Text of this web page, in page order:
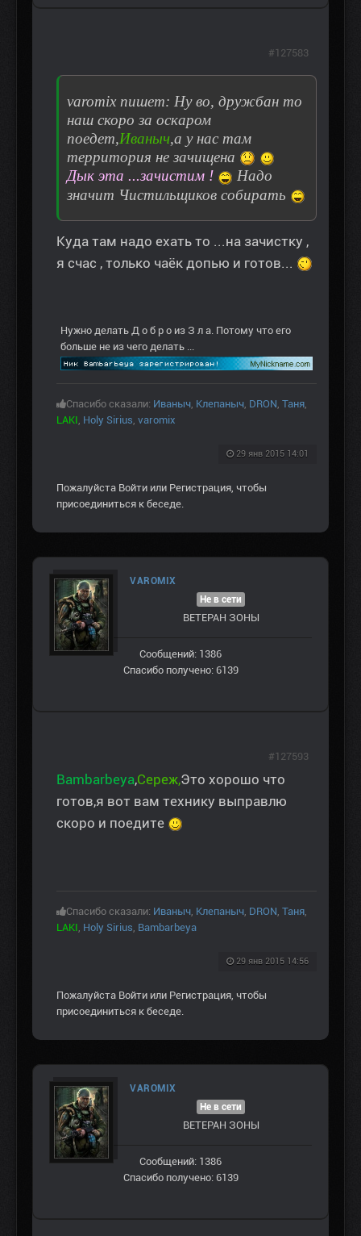
varomix пишет: Ну во, дружбан то
наш скоро за оскаром
поедет,Иваныч,а у нас там
территория не зачищена
Дык эта ...зачистим !
Надо
значит Чистильщиков собирать
Куда там надо ехать то ...на зачистку ,
я счас , только чаёк допью и готов...
Нужно делать Д о б р о из З л а. Потому что его
больше не из чего делать ...
Спасибо сказали: Иваныч Клепаныч DRON Таня
LAKI Holy Sirius varomix
29 янв 2015 14:01
#127583
Пожалуйста Войти или Регистрация , чтобы
присоединиться к беседе.
VAROMIX
Не в сети
ВЕТЕРАН ЗOНЫ
Сообщений: 1386
Спасибо получено: 6139
Bambarbeya,Сереж,Это хорошо что
готов,я вот вам технику выправлю
скоро и поедите
Спасибо сказали: Иваныч Клепаныч DRON Таня
LAKI Holy Sirius Bambarbeya
29 янв 2015 14:56
#127593
Пожалуйста Войти или Регистрация , чтобы
присоединиться к беседе.
VAROMIX
Не в сети
ВЕТЕРАН ЗOНЫ
Сообщений: 1386
Спасибо получено: 6139